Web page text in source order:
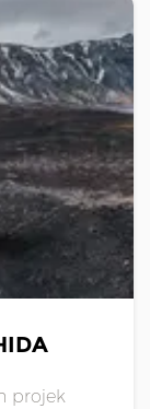
projek